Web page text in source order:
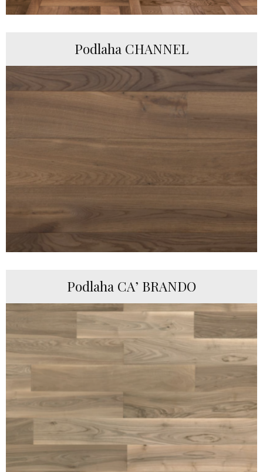
Podlaha CHANNEL
Podlaha CA’ BRANDO